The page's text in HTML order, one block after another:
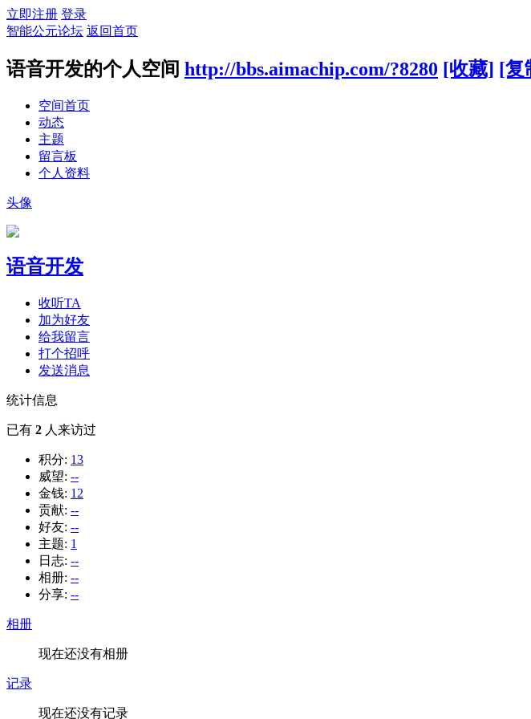
立即注册 登录
智能公元论坛 返回首页
语音开发的个人空间 http://bbs.aimachip.com/?8280 [收藏] [复
空间首页
动态
主题
留言板
个人资料
头像
语音开发
收听TA
加为好友
给我留言
打个招呼
发送消息
统计信息
已有 2 人来访过
积分: 13
威望: --
金钱: 12
贡献: --
好友: --
主题: 1
日志: --
相册: --
分享: --
相册
现在还没有相册
记录
现在还没有记录